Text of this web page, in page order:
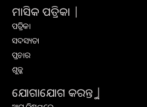
ମାସିକ ପତ୍ରିକା |
ପତ୍ରିକା
ସଦସ୍ୟତା
ପ୍ରଚାର
ଶୁଳ୍କ
ଯୋଗାଯୋଗ କରନ୍ତୁ |